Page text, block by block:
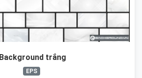
Background trắng
EPS